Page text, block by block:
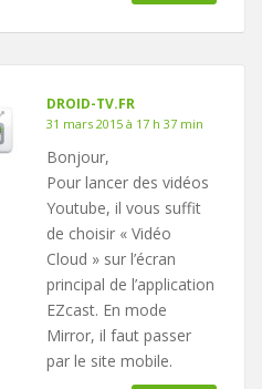
DROID-TV.FR
31 mars 2015 à 17 h 37 min
Bonjour,
Pour lancer des vidéos
Youtube, il vous suffit
de choisir « Vidéo
Cloud » sur l’écran
principal de l’application
EZcast. En mode
Mirror, il faut passer
par le site mobile.